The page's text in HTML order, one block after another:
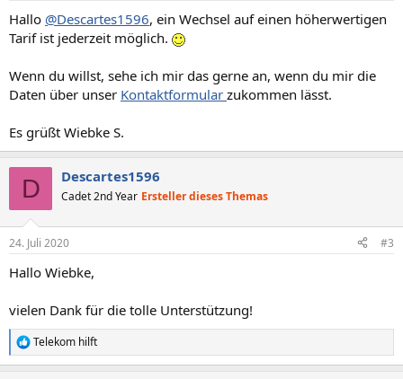
Hallo @Descartes1596, ein Wechsel auf einen höherwertigen
Tarif ist jederzeit möglich.
Wenn du willst, sehe ich mir das gerne an, wenn du mir die
Daten über unser Kontaktformular zukommen lässt.
Es grüßt Wiebke S.
D Descartes1596
Cadet 2nd Year Ersteller dieses Themas
24. Juli 2020 #3
Hallo Wiebke,
vielen Dank für die tolle Unterstützung!
R
e
Telekom hilft